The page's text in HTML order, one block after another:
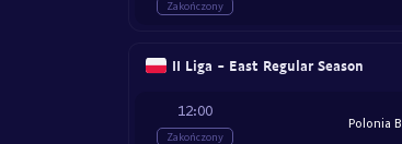
Zakończony
II Liga - East Regular Season
12:00
Zakończony
Polonia B